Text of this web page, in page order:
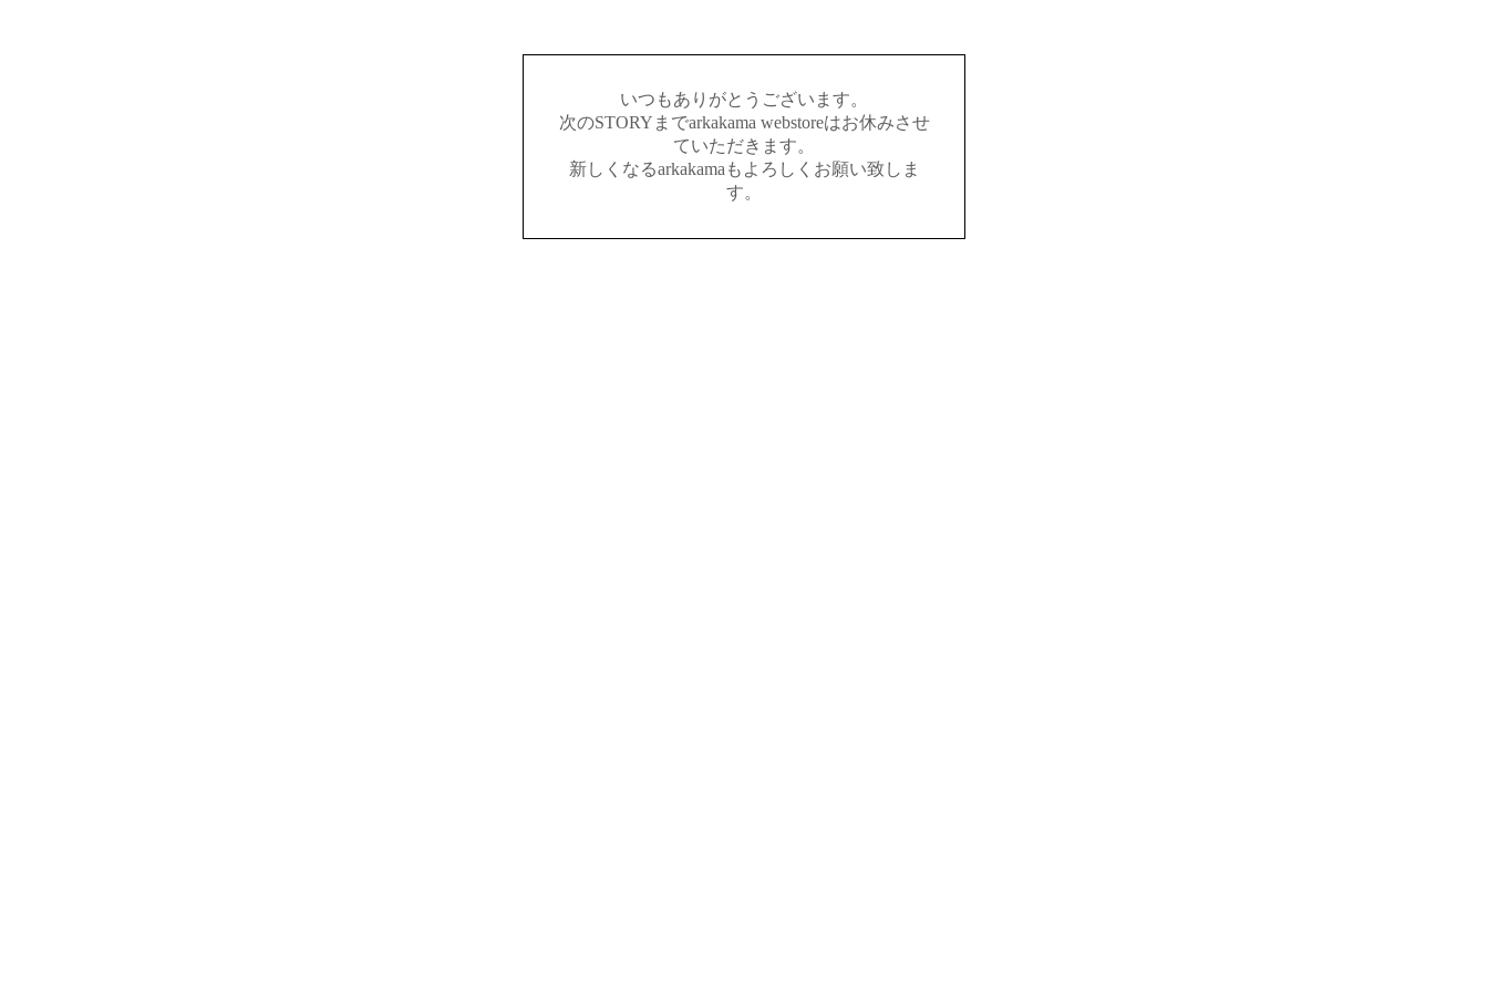
いつもありがとうございます。
次のSTORYまでarkakama webstoreはお休みさせ
ていただきます。
新しくなるarkakamaもよろしくお願い致しま
す。